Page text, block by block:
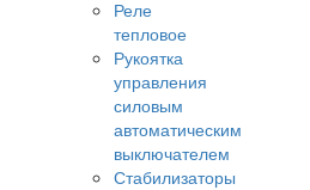
Реле
тепловое
Рукоятка
управления
силовым
автоматическим
выключателем
Стабилизаторы